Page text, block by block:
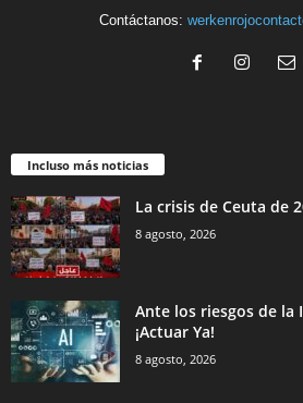
Contáctanos:
Incluso más noticias
La crisis de Ceuta de
8 agosto, 2026
Ante los riesgos de la
¡Actuar Ya!
8 agosto, 2026